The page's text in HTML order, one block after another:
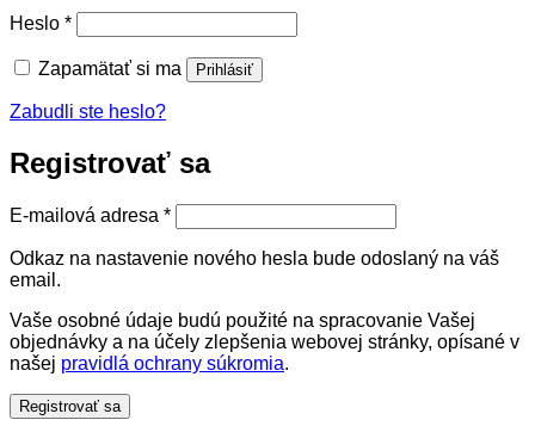
Heslo *Povinné
Zapamätať si ma Prihlásiť
Zabudli ste heslo?
Registrovať sa
E-mailová adresa *Povinné
Odkaz na nastavenie nového hesla bude odoslaný na váš
email.
Vaše osobné údaje budú použité na spracovanie Vašej
objednávky a na účely zlepšenia webovej stránky, opísané v
našej pravidlá ochrany súkromia.
Registrovať sa